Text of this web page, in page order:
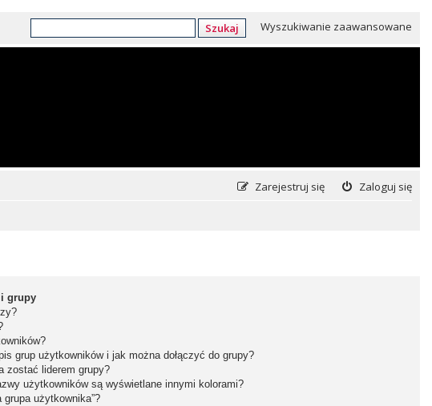
Szukaj Wyszukiwanie zaawansowane
Zaloguj się
Zarejestruj się
grupy
grup użytkowników i jak można dołączyć do grupy?
zostać liderem grupy?
użytkowników są wyświetlane innymi kolorami?
użytkownika”?